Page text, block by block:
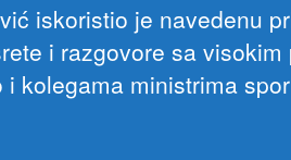
iskoristio je navedenu
i razgovore sa
i kolegama ministrima